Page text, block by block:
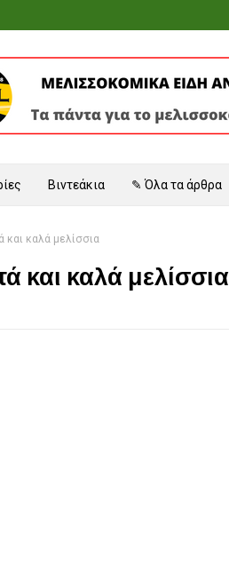
Βιντεάκια ✎ Όλα τα άρθρα
και καλά μελίσσια
και καλά μελίσσια